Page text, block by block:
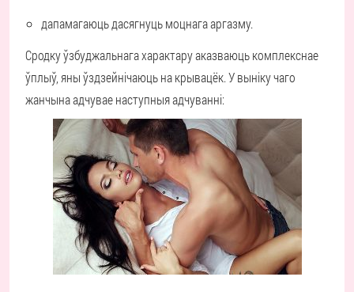
дапамагаюць дасягнуць моцнага аргазму.
Сродку ўзбуджальнага характару аказваюць комплекснае
ўплыў, яны ўздзейнічаюць на крывацёк. У выніку чаго
жанчына адчувае наступныя адчуванні: